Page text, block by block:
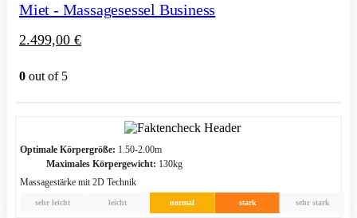
Miet - Massagesessel Business
2.499,00 €
0 out of 5
Optimale Körpergröße: 1.50-2.00m
Maximales Körpergewicht: 130kg
Massagestärke mit 2D Technik
sehr leicht leicht normal stark sehr stark